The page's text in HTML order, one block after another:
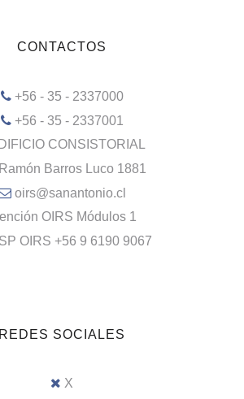
CONTACTOS
+56 - 35 - 2337000
+56 - 35 - 2337001
CONSISTORIAL
Barros Luco 1881
oirs@sanantonio.cl
OIRS Módulos 1
OIRS +56 9 6190 9067
REDES SOCIALES
X